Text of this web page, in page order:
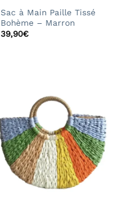
Sac à Main Paille Tissé
Bohème – Marron
39,90€